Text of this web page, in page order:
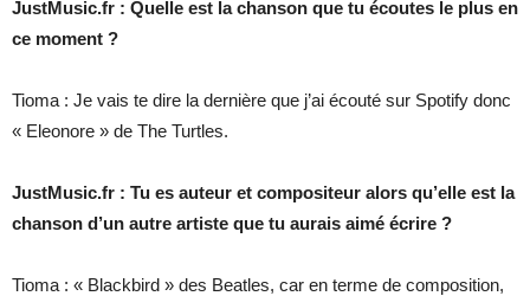
JustMusic.fr : Quelle est la chanson que tu écoutes le plus en
ce moment ?
Tioma : Je vais te dire la dernière que j’ai écouté sur Spotify donc
« Eleonore » de The Turtles.
JustMusic.fr : Tu es auteur et compositeur alors qu’elle est la
chanson d’un autre artiste que tu aurais aimé écrire ?
Tioma : « Blackbird » des Beatles, car en terme de composition,